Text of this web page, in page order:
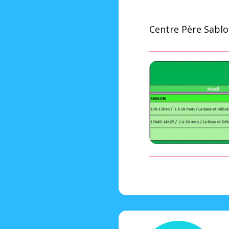
Centre Père